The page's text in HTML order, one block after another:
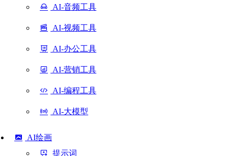
AI-音频工具
AI-视频工具
AI-办公工具
AI-营销工具
AI-编程工具
AI-大模型
AI绘画
提示词